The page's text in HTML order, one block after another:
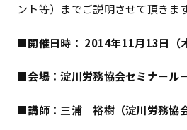
ント等）までご説明させて頂きます
■開催日時： 2014年11月13日
■会場：淀川労務協会セミナール
■講師：三浦 裕樹（淀川労務協会